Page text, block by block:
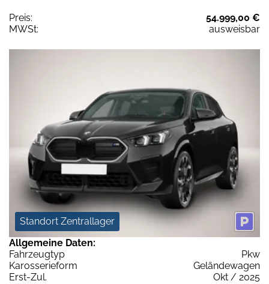
Preis:
54.999,00 €
MWSt:
ausweisbar
Standort Zentrallager
Allgemeine Daten:
Fahrzeugtyp
Pkw
Karosserieform
Geländewagen
Erst-Zul.
Okt / 2025